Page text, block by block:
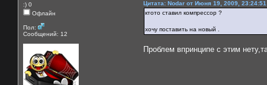
:) 0
Офлайн
Пол:
Сообщений: 12
Цитата: Nodar от Июня 19, 2009,
ктото ставил компрессор ?
хочу поставить на новый .
Проблем впринципе с этим